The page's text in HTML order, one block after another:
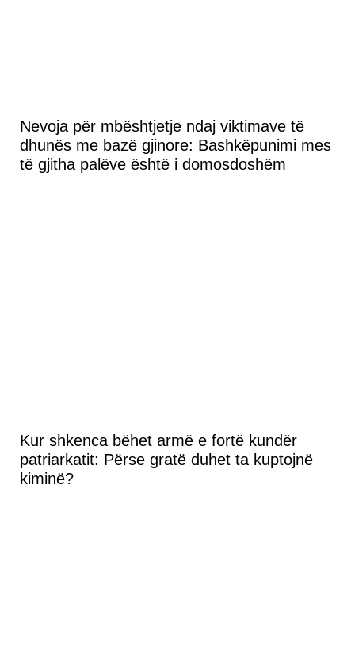
Nevoja për mbështjetje ndaj viktimave të
dhunës me bazë gjinore: Bashkëpunimi mes
të gjitha palëve është i domosdoshëm
Kur shkenca bëhet armë e fortë kundër
patriarkatit: Përse gratë duhet ta kuptojnë
kiminë?